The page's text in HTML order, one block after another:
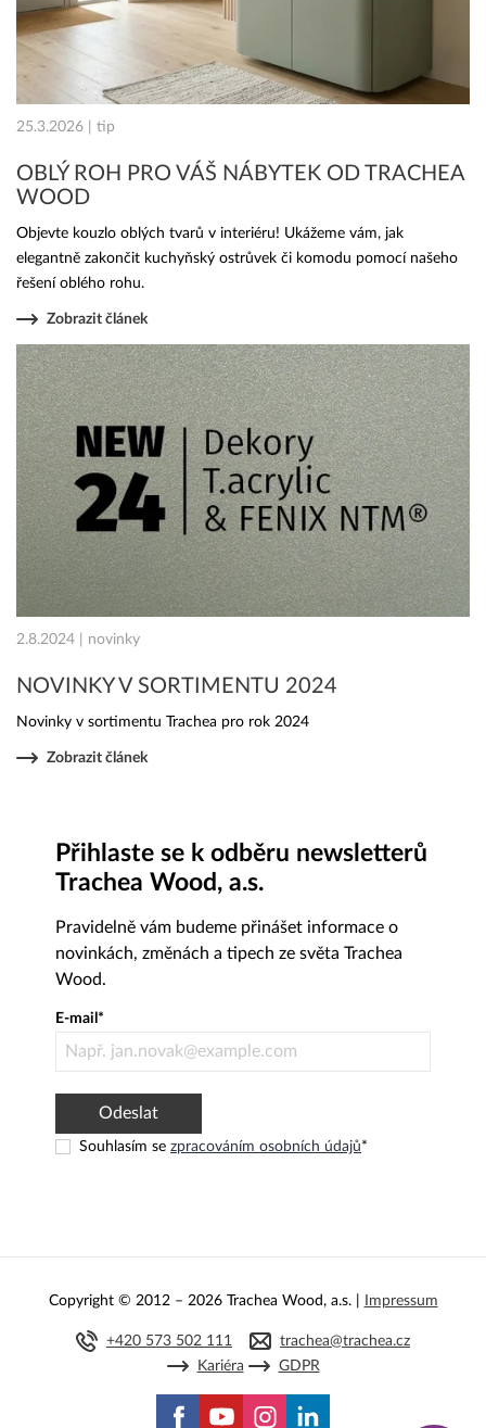
25.3.2026 | tip
OBLÝ ROH PRO VÁŠ NÁBYTEK OD TRACHEA
WOOD
Objevte kouzlo oblých tvarů v interiéru! Ukážeme vám, jak
elegantně zakončit kuchyňský ostrůvek či komodu pomocí našeho
řešení oblého rohu.
Zobrazit článek
2.8.2024 | novinky
NOVINKY V SORTIMENTU 2024
Novinky v sortimentu Trachea pro rok 2024
Zobrazit článek
Copyright © 2012 – 2026 Trachea Wood, a.s. | Impressum
+420 573 502 111
trachea@trachea.cz
Kariéra
GDPR